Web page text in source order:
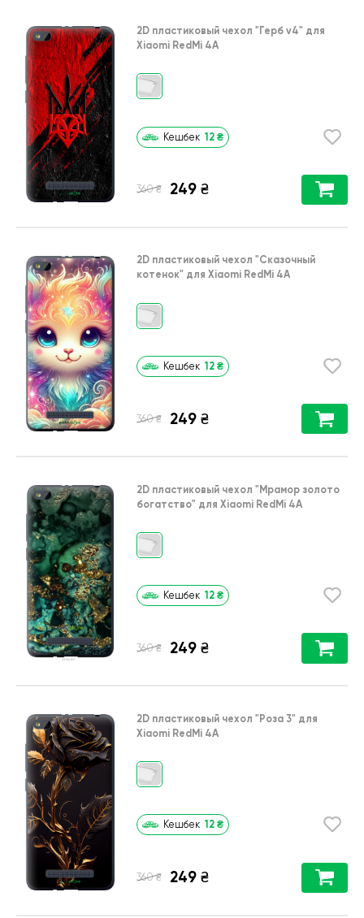
2D пластиковый чехол "Герб v4" для
Xiaomi RedMi 4A
Кешбек 12 ₴
360 ₴ 249 ₴
2D пластиковый чехол "Сказочный
котенок" для Xiaomi RedMi 4A
Кешбек 12 ₴
360 ₴ 249 ₴
2D пластиковый чехол "Мрамор золото
богатство" для Xiaomi RedMi 4A
Кешбек 12 ₴
360 ₴ 249 ₴
2D пластиковый чехол "Роза 3" для
Xiaomi RedMi 4A
Кешбек 12 ₴
360 ₴ 249 ₴